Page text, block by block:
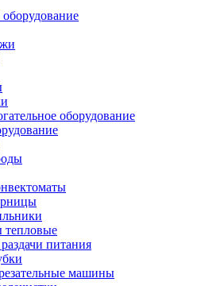
оборудование
питания
машины